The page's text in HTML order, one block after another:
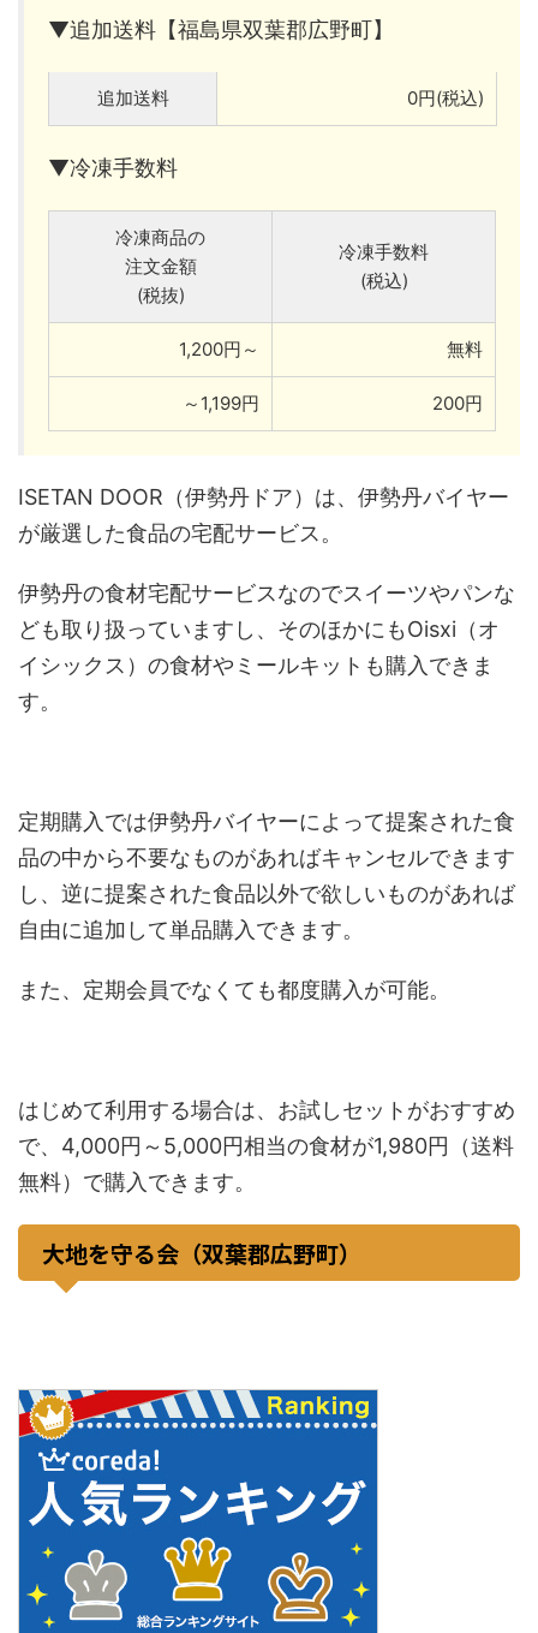
▼追加送料【福島県双葉郡広野町】
追加送料 0円(税込)
▼冷凍手数料
冷凍商品の
注文金額
(税抜)
冷凍手数料
(税込)
1,200円～ 無料
～1,199円 200円
ISETAN DOOR（伊勢丹ドア）は、伊勢丹バイヤー
が厳選した食品の宅配サービス。
伊勢丹の食材宅配サービスなのでスイーツやパンな
ども取り扱っていますし、そのほかにもOisxi（オ
イシックス）の食材やミールキットも購入できま
す。
定期購入では伊勢丹バイヤーによって提案された食
品の中から不要なものがあればキャンセルできます
し、逆に提案された食品以外で欲しいものがあれば
自由に追加して単品購入できます。
また、定期会員でなくても都度購入が可能。
はじめて利用する場合は、お試しセットがおすすめ
で、4,000円～5,000円相当の食材が1,980円（送料
無料）で購入できます。
大地を守る会（双葉郡広野町）